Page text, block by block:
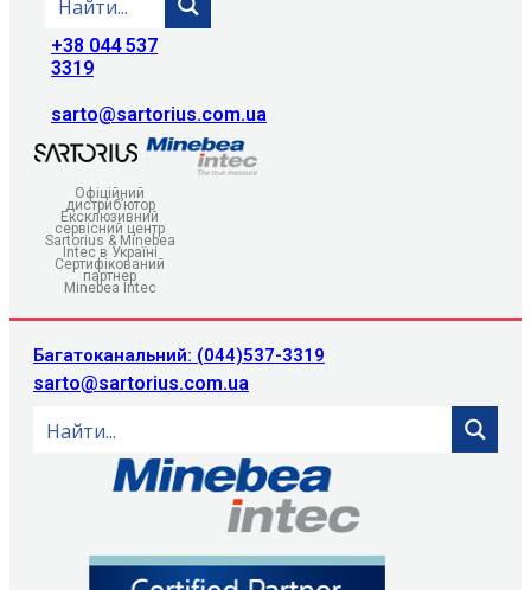
+38 044 537
3319
sarto@sartorius.com.ua
Офіційний
дистриб’ютор
Ексклюзивний
сервісний центр
Sartorius & Minebea
Intec в Україні
Сертифікований
партнер
Minebea Intec
Багатоканальний: (044)537-3319
sarto@sartorius.com.ua